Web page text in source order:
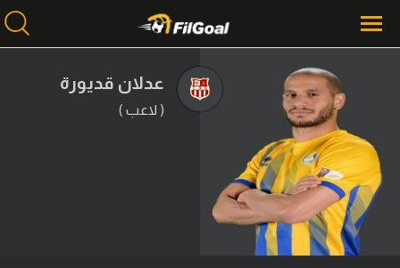
محتوى إخباري
الرئيسية
أخبار
مباريات
ميركاتو
عدلان قديورة
( لاعب )